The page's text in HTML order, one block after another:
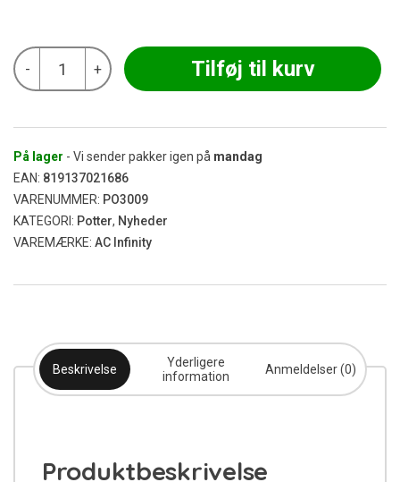
-
AC
Infinity
-
Fabric
Pots
(5-
Pack)
26,5L
antal
+ Tilføj til kurv
På lager - Vi sender pakker igen på mandag
EAN: 819137021686
VARENUMMER: PO3009
KATEGORI: Potter, Nyheder
VAREMÆRKE: AC Infinity
Beskrivelse
Yderligere
information
Anmeldelser (0)
Produktbeskrivelse